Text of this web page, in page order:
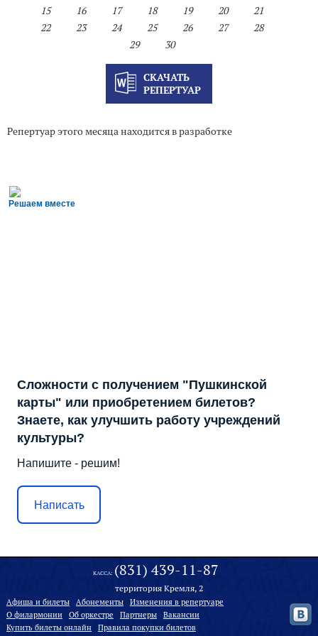
15
16 17 18 19 20
21
22
23 24 25 26 27
28
29
30
СКАЧАТЬ
РЕПЕРТУАР
Репертуар этого месяца находится в разработке
Решаем вместе
Сложности с получением "Пушкинской
карты" или приобретением билетов?
Знаете, как улучшить работу учреждений
культуры?
Напишите - решим!
Написать
КАССА: (831) 439-11-87
территория Кремля, 2
Афиша и билеты Абонементы
Изменения в репертуаре
О филармонии
Oб оркестре Партнеры
Вакансии
Купить билеты онлайн
Правила покупки билетов